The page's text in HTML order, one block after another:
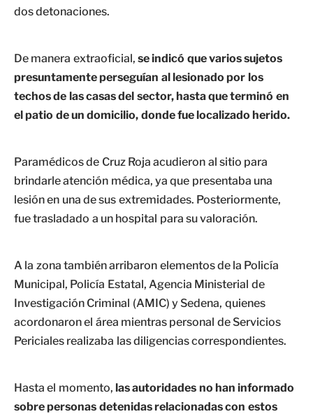
dos detonaciones.
De manera extraoficial, se indicó que varios sujetos
presuntamente perseguían al lesionado por los
techos de las casas del sector, hasta que terminó en
el patio de un domicilio, donde fue localizado herido.
Paramédicos de Cruz Roja acudieron al sitio para
brindarle atención médica, ya que presentaba una
lesión en una de sus extremidades. Posteriormente,
fue trasladado a un hospital para su valoración.
A la zona también arribaron elementos de la Policía
Municipal, Policía Estatal, Agencia Ministerial de
Investigación Criminal (AMIC) y Sedena, quienes
acordonaron el área mientras personal de Servicios
Periciales realizaba las diligencias correspondientes.
Hasta el momento, las autoridades no han informado
sobre personas detenidas relacionadas con estos